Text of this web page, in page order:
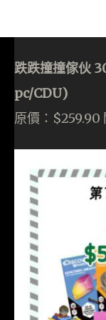
跌跌撞撞傢伙
pc/CDU)
原價：$259.90